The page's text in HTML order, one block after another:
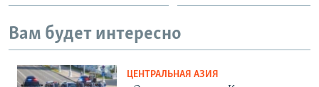
Вам будет интересно
ЦЕНТРАЛЬНАЯ АЗИЯ